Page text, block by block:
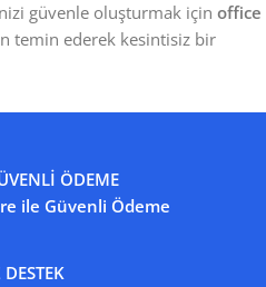
güvenle oluşturmak için office
temin ederek kesintisiz bir
ÖDEME
ile Güvenli Ödeme